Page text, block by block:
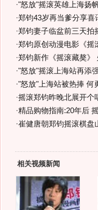
·"怒放"摇滚英雄上海扬
·郑钧43岁再当爹分享喜
·郑钧妻子临盆前三天拍
·郑钧原创动漫电影《摇
·郑钧新作《摇滚藏獒》
·"怒放"摇滚上海站再添
·"怒放"上海站被热捧 何
·摇滚郑钧昨晚北展开个
·精品购物指南:20年后
·崔健唐朝郑钧摇滚棋盘
相关视频新闻